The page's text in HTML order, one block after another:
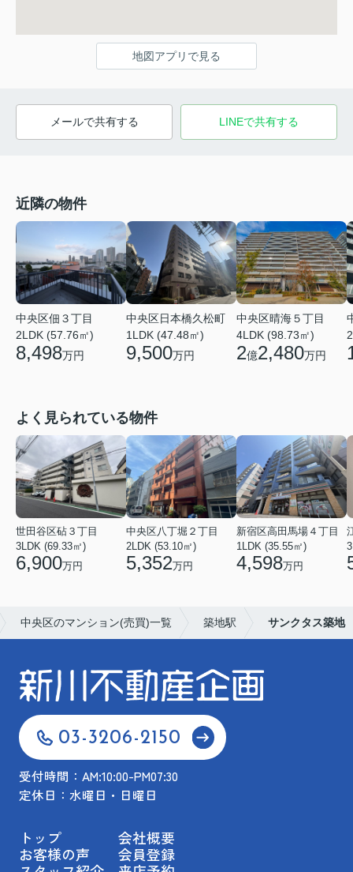
地図アプリで見る
メールで共有する LINEで共有する
近隣の物件
中央区佃３丁目
2LDK (57.76㎡)
8,498万円
中央区日本橋久松町
1LDK (47.48㎡)
9,500万円
中央区晴海５丁目
4LDK (98.73㎡)
2億2,480万円
よく見られている物件
世田谷区砧３丁目
3LDK (69.33㎡)
6,900万円
中央区八丁堀２丁目
2LDK (53.10㎡)
5,352万円
新宿区高田馬場４丁目
1LDK (35.55㎡)
4,598万円
中央区のマンション(売買)一覧 築地駅 サンクタス築地
03-3206-2150
受付時間：AM:10:00-PM07:30
定休日：水曜日・日曜日
トップ
お客様の声
会社概要
会員登録